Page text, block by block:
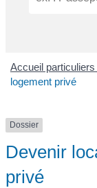
Accueil particuliers
logement privé
Dossier
Devenir
privé